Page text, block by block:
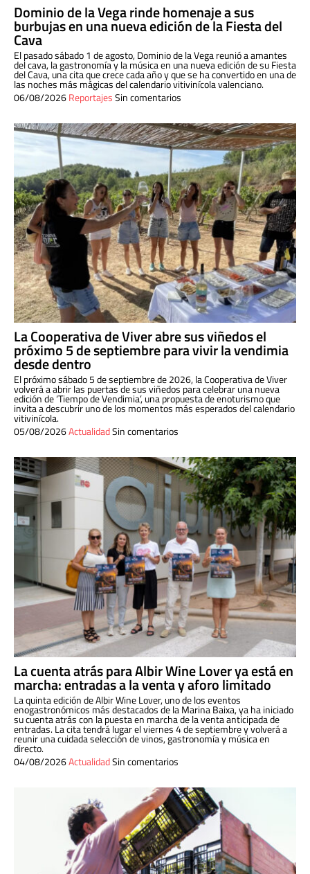
Dominio de la Vega rinde homenaje a sus
burbujas en una nueva edición de la Fiesta del
Cava
El pasado sábado 1 de agosto, Dominio de la Vega reunió a amantes
del cava, la gastronomía y la música en una nueva edición de su Fiesta
del Cava, una cita que crece cada año y que se ha convertido en una de
las noches más mágicas del calendario vitivinícola valenciano.
06/08/2026ReportajesSin comentarios
La Cooperativa de Viver abre sus viñedos el
próximo 5 de septiembre para vivir la vendimia
desde dentro
El próximo sábado 5 de septiembre de 2026, la Cooperativa de Viver
volverá a abrir las puertas de sus viñedos para celebrar una nueva
edición de ‘Tiempo de Vendimia’, una propuesta de enoturismo que
invita a descubrir uno de los momentos más esperados del calendario
vitivinícola.
05/08/2026ActualidadSin comentarios
La cuenta atrás para Albir Wine Lover ya está en
marcha: entradas a la venta y aforo limitado
La quinta edición de Albir Wine Lover, uno de los eventos
enogastronómicos más destacados de la Marina Baixa, ya ha iniciado
su cuenta atrás con la puesta en marcha de la venta anticipada de
entradas. La cita tendrá lugar el viernes 4 de septiembre y volverá a
reunir una cuidada selección de vinos, gastronomía y música en
directo.
04/08/2026ActualidadSin comentarios